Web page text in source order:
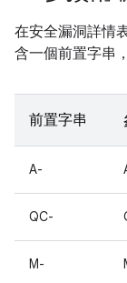
在安全漏洞詳情
含一個前置字串
前置字串
A-
QC-
M-